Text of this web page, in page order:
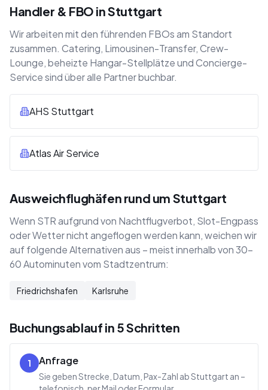
Handler & FBO in Stuttgart
Wir arbeiten mit den führenden FBOs am Standort
zusammen. Catering, Limousinen-Transfer, Crew-
Lounge, beheizte Hangar-Stellplätze und Concierge-
Service sind über alle Partner buchbar.
AHS Stuttgart
Atlas Air Service
Ausweichflughäfen rund um Stuttgart
Wenn STR aufgrund von Nachtflugverbot, Slot-Engpass
oder Wetter nicht angeflogen werden kann, weichen wir
auf folgende Alternativen aus – meist innerhalb von 30–
60 Autominuten vom Stadtzentrum:
Friedrichshafen Karlsruhe
Buchungsablauf in 5 Schritten
1 Anfrage
Sie geben Strecke, Datum, Pax-Zahl ab Stuttgart an –